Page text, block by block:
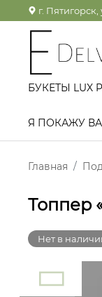
г.
БУКЕТЫ LUX
Я ПОКАЖУ
Главная
Топпер
Нет в